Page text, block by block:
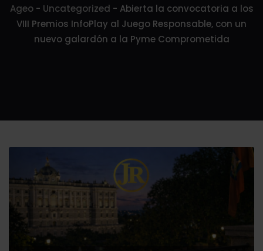
Ageo- Uncategorized - Abierta la convocatoria a los
VIII Premios InfoPlay al Juego Responsable, con un
nuevo galardón a la Pyme Comprometida